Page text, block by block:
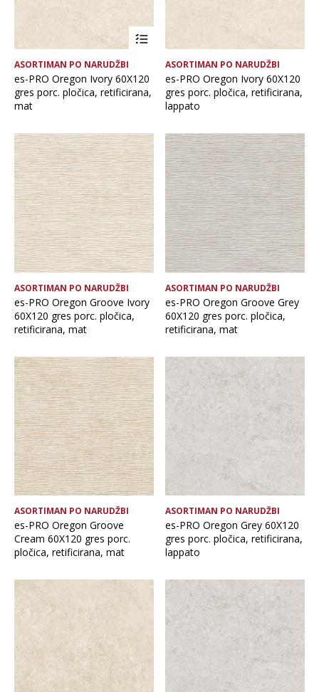
Format pločice
Glavna boja
Namjena pločice
Vrsta asortimana
Vrsta obrade pločice
OČISTI FILTERE
ASORTIMAN PO NARUDŽBI
es-PRO Oregon Ivory 60X120
gres porc. pločica, retificirana,
mat
ASORTIMAN PO NARUDŽBI
es-PRO Oregon Ivory 60X120
gres porc. pločica, retificirana,
lappato
ASORTIMAN PO NARUDŽBI
es-PRO Oregon Groove Ivory
60X120 gres porc. pločica,
retificirana, mat
ASORTIMAN PO NARUDŽBI
es-PRO Oregon Groove Grey
60X120 gres porc. pločica,
retificirana, mat
ASORTIMAN PO NARUDŽBI
es-PRO Oregon Groove
Cream 60X120 gres porc.
pločica, retificirana, mat
ASORTIMAN PO NARUDŽBI
es-PRO Oregon Grey 60X120
gres porc. pločica, retificirana,
lappato